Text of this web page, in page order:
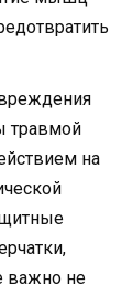
травмой
на
важно не